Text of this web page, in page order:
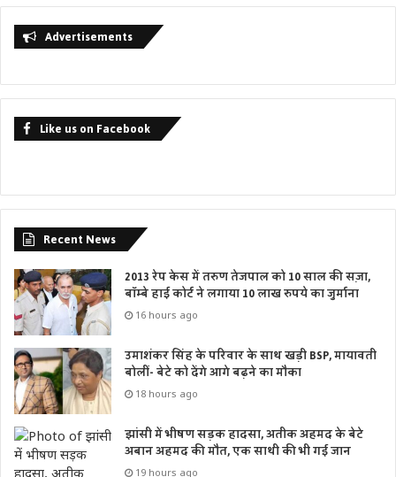
Advertisements
Like us on Facebook
Recent News
2013 रेप केस में तरुण तेजपाल को 10 साल की सज़ा,
बॉम्बे हाई कोर्ट ने लगाया 10 लाख रुपये का जुर्माना
16 hours ago
उमाशंकर सिंह के परिवार के साथ खड़ी BSP, मायावती
बोलीं- बेटे को देंगे आगे बढ़ने का मौका
18 hours ago
झांसी में भीषण सड़क हादसा, अतीक अहमद के बेटे
अबान अहमद की मौत, एक साथी की भी गई जान
19 hours ago